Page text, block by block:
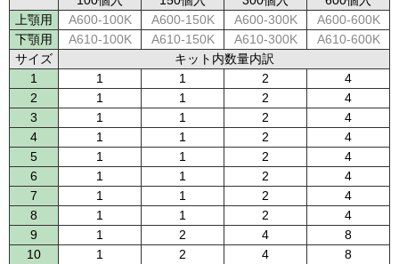
上顎用
A600-100K A600-150K A600-300K
A600-600K
下顎用
A610-100K A610-150K A610-300K
A610-600K
サイズ
キット内数量内訳
1
1 1 2
4
2
1 1 2
4
3
1 1 2
4
4
1 1 2
4
5
1 1 2
4
6
1 1 2
4
7
1 1 2
4
8
1 1 2
4
9
1 2 4
8
10
1 2 4 8